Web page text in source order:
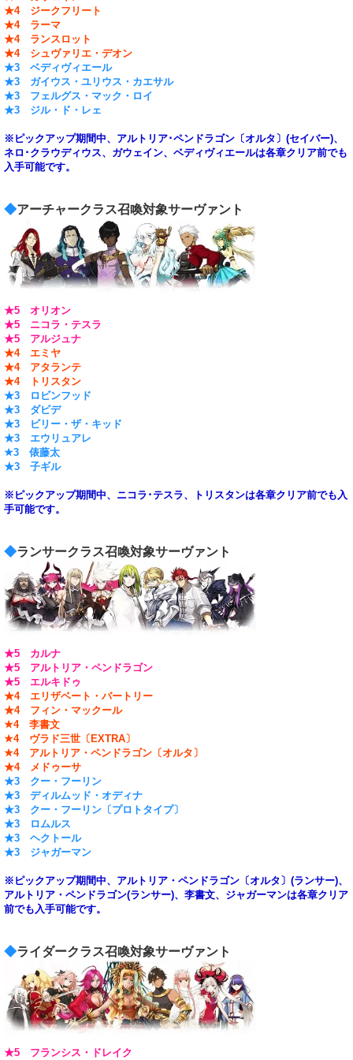
★4 ジークフリート
★4 ラーマ
★4 ランスロット
★4 シュヴァリエ・デオン
★3 ベディヴィエール
★3 ガイウス・ユリウス・カエサル
★3 フェルグス・マック・ロイ
★3 ジル・ド・レェ
※ピックアップ期間中、アルトリア･ペンドラゴン〔オルタ〕(セイバー)、
ネロ･クラウディウス、ガウェイン、ベディヴィエールは各章クリア前でも
入手可能です。
◆アーチャークラス召喚対象サーヴァント
★5 オリオン
★5 ニコラ・テスラ
★5 アルジュナ
★4 エミヤ
★4 アタランテ
★4 トリスタン
★3 ロビンフッド
★3 ダビデ
★3 ビリー・ザ・キッド
★3 エウリュアレ
★3 俵藤太
★3 子ギル
※ピックアップ期間中、ニコラ･テスラ、トリスタンは各章クリア前でも入
手可能です。
◆ランサークラス召喚対象サーヴァント
★5 カルナ
★5 アルトリア・ペンドラゴン
★5 エルキドゥ
★4 エリザベート・バートリー
★4 フィン・マックール
★4 李書文
★4 ヴラド三世〔EXTRA〕
★4 アルトリア・ペンドラゴン〔オルタ〕
★4 メドゥーサ
★3 クー・フーリン
★3 ディルムッド・オディナ
★3 クー・フーリン〔プロトタイプ〕
★3 ロムルス
★3 ヘクトール
★3 ジャガーマン
※ピックアップ期間中、アルトリア・ペンドラゴン〔オルタ〕(ランサー)、
アルトリア・ペンドラゴン(ランサー)、李書文、ジャガーマンは各章クリア
前でも入手可能です。
◆ライダークラス召喚対象サーヴァント
★5 フランシス・ドレイク